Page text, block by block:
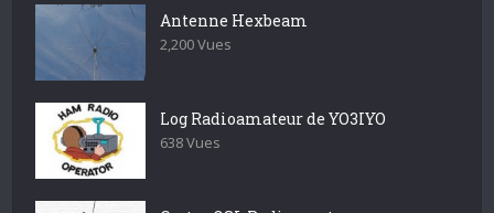
Antenne Hexbeam
2,200 Vues
Log Radioamateur de YO3IYO
638 Vues